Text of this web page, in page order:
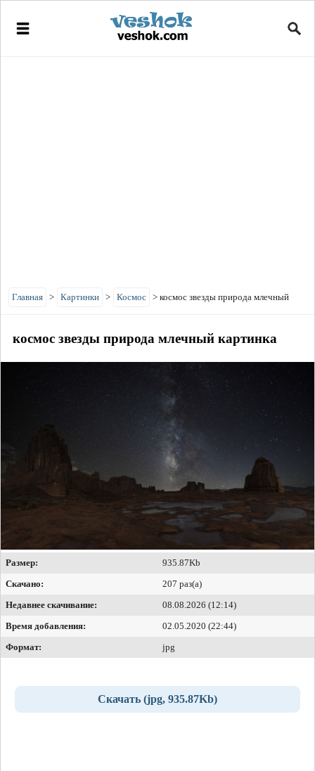
Главная > Картинки > Космос > космос звезды природа млечный
космос звезды природа млечный картинка
Размер:
935.87Kb
Скачано:
207 раз(а)
Недавнее скачивание:
08.08.2026 (12:14)
Время добавления:
02.05.2020 (22:44)
Формат:
jpg
Скачать (jpg, 935.87Kb)